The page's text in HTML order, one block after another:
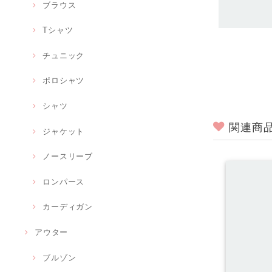
ブラウス
Tシャツ
チュニック
ポロシャツ
シャツ
ジャケット
ノースリーブ
ロンパース
カーディガン
アウター
ブルゾン
関連商